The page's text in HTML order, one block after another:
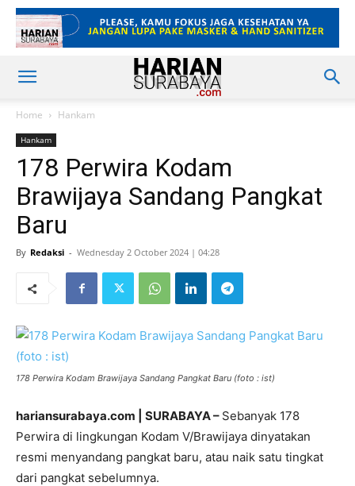
Home Hankam
Hankam
178 Perwira Kodam
Brawijaya Sandang Pangkat
Baru
By Redaksi - Wednesday 2 October 2024 | 04:28
178 Perwira Kodam Brawijaya Sandang Pangkat Baru (foto : ist)
hariansurabaya.com | SURABAYA – Sebanyak 178
Perwira di lingkungan Kodam V/Brawijaya dinyatakan
resmi menyandang pangkat baru, atau naik satu tingkat
dari pangkat sebelumnya.